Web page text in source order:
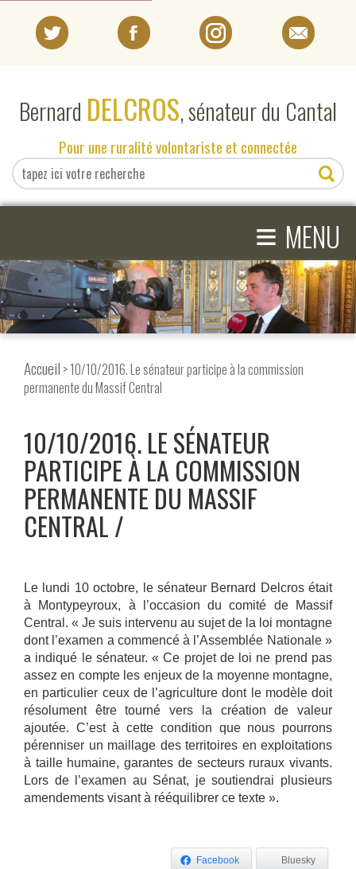
Bernard DELCROS, sénateur du Cantal
Pour une ruralité volontariste et connectée
≡ MENU
EN DIRECT DU SÉNAT
EN DIRECT DU CANTAL
COMPRENDRE LE SÉNAT
Accueil > 10/10/2016. Le sénateur participe à la commission
permanente du Massif Central
10/10/2016. LE SÉNATEUR
PARTICIPE À LA COMMISSION
PERMANENTE DU MASSIF
CENTRAL
Le lundi 10 octobre, le sénateur Bernard Delcros était
à Montypeyroux, à l’occasion du comité de Massif
Central. « Je suis intervenu au sujet de la loi montagne
dont l’examen a commencé à l’Assemblée Nationale »
a indiqué le sénateur. « Ce projet de loi ne prend pas
assez en compte les enjeux de la moyenne montagne,
en particulier ceux de l’agriculture dont le modèle doit
résolument être tourné vers la création de valeur
ajoutée. C’est à cette condition que nous pourrons
pérenniser un maillage des territoires en exploitations
à taille humaine, garantes de secteurs ruraux vivants.
Lors de l’examen au Sénat, je soutiendrai plusieurs
amendements visant à rééquilibrer ce texte ».
Facebook Bluesky